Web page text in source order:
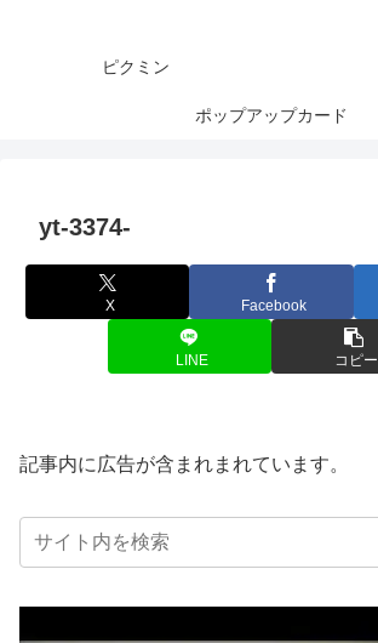
ピクミン
ポップアップカード
yt-3374-
X Facebook
LINE コピー
記事内に広告が含まれまれています。